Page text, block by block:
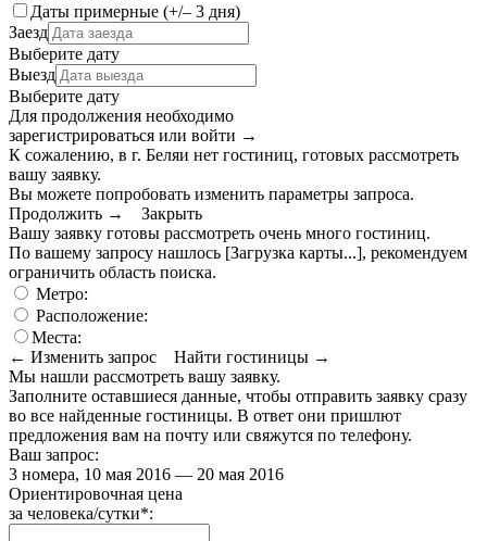
Даты примерные (+/– 3 дня)
Заезд
Выберите дату
Выезд
Выберите дату
Для продолжения необходимо
зарегистрироваться или войти →
К сожалению, в г. Беляи нет гостиниц, готовых рассмотреть
вашу заявку.
Вы можете попробовать изменить параметры запроса.
Продолжить →
Закрыть
Вашу заявку готовы рассмотреть очень много гостиниц.
По вашему запросу нашлось [Загрузка карты...], рекомендуем
ограничить область поиска.
Метро:
Расположение:
Места:
← Изменить запрос
Найти гостиницы →
Мы нашли рассмотреть вашу заявку.
Заполните оставшиеся данные, чтобы отправить заявку сразу
во все найденные гостиницы. В ответ они пришлют
предложения вам на почту или свяжутся по телефону.
Ваш запрос:
3 номера, 10 мая 2016 — 20 мая 2016
Ориентировочная цена
за человека/сутки*: